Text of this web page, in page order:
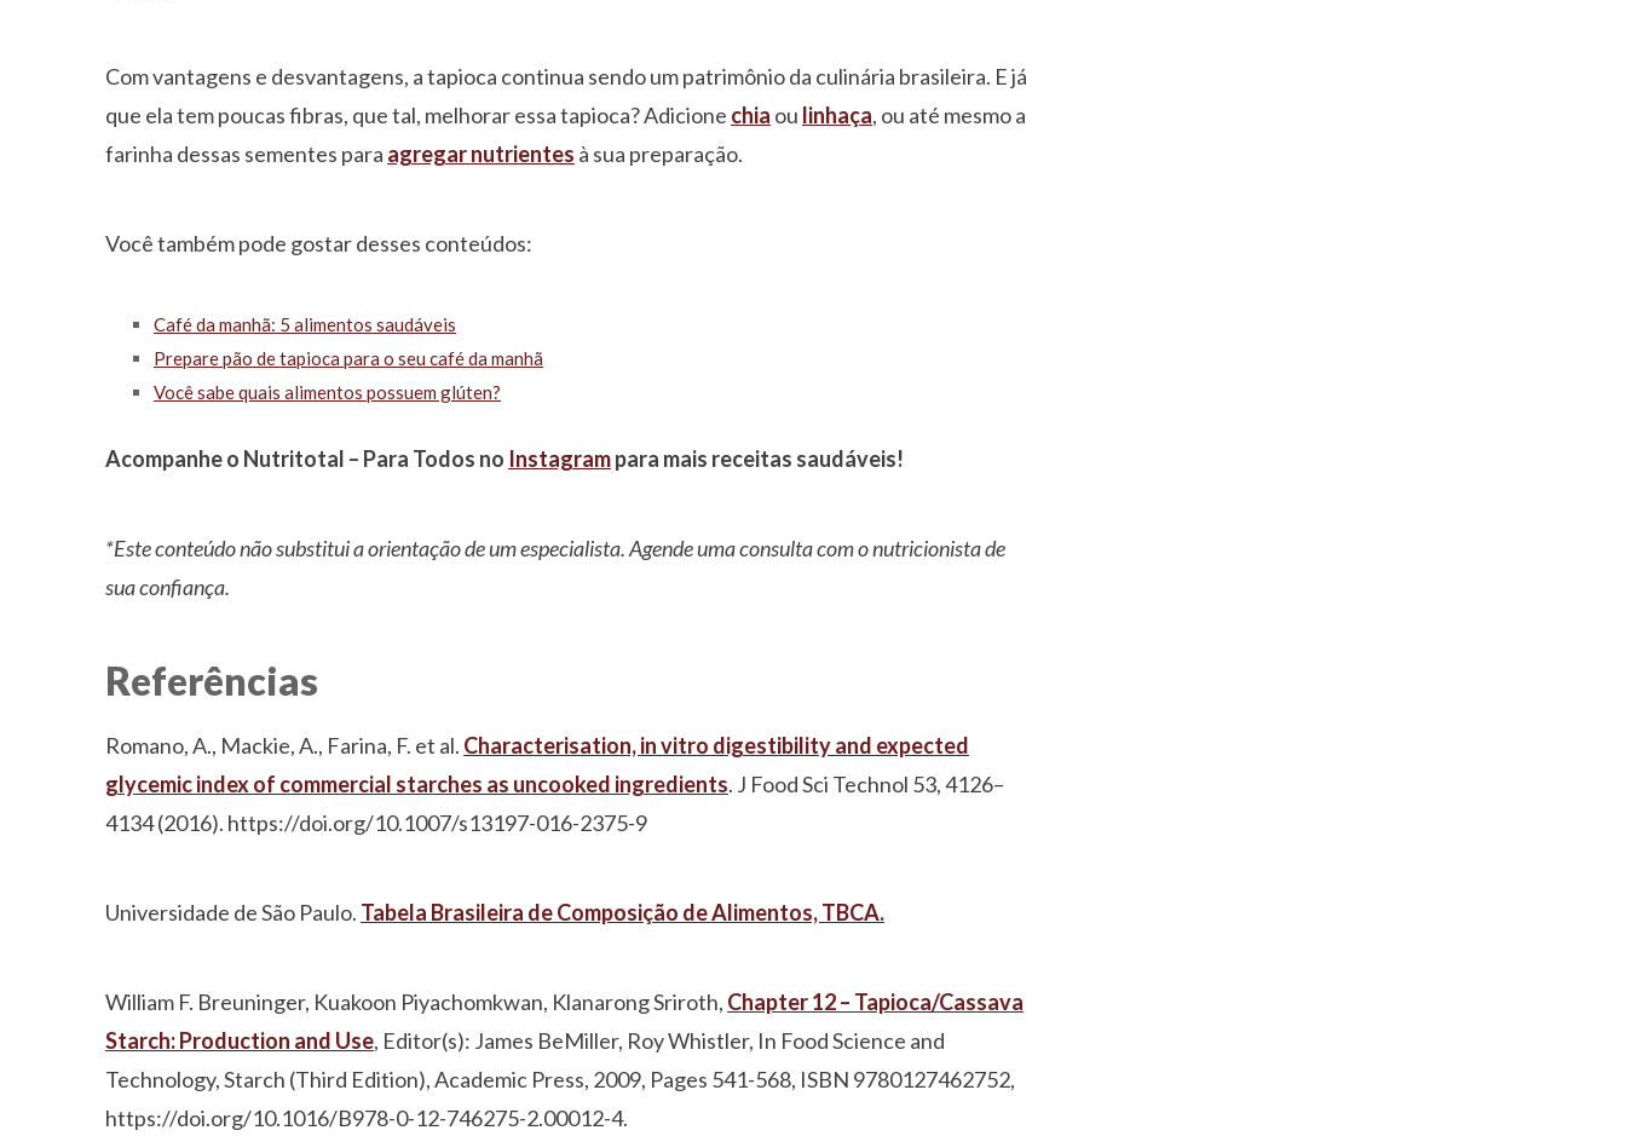
Com vantagens e desvantagens, a tapioca continua sendo um patrimônio da culinária brasileira. E já
que ela tem poucas fibras, que tal, melhorar essa tapioca? Adicione chia ou linhaça, ou até mesmo a
farinha dessas sementes para agregar nutrientes à sua preparação.
Você também pode gostar desses conteúdos:
Café da manhã: 5 alimentos saudáveis
Prepare pão de tapioca para o seu café da manhã
Você sabe quais alimentos possuem glúten?
Acompanhe o Nutritotal – Para Todos no Instagrampara mais receitas saudáveis!
*Este conteúdo não substitui a orientação de um especialista. Agende uma consulta com o nutricionista de
sua confiança.
Referências
Romano, A., Mackie, A., Farina, F. et al. Characterisation, in vitro digestibility and expected
glycemic index of commercial starches as uncooked ingredients. J Food Sci Technol 53, 4126–
4134 (2016). https://doi.org/10.1007/s13197-016-2375-9
Universidade de São Paulo. Tabela Brasileira de Composição de Alimentos, TBCA.
William F. Breuninger, Kuakoon Piyachomkwan, Klanarong Sriroth, Chapter 12 – Tapioca/Cassava
Starch: Production and Use, Editor(s): James BeMiller, Roy Whistler, In Food Science and
Technology, Starch (Third Edition), Academic Press, 2009, Pages 541-568, ISBN 9780127462752,
https://doi.org/10.1016/B978-0-12-746275-2.00012-4.